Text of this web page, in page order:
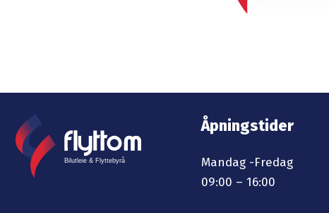
Åpningstider
Mandag -Fredag
09:00 – 16:00